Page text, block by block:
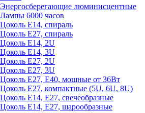
Энергосберегающие люминисцентные
Лампы 6000 часов
Цоколь Е14, спираль
Цоколь Е27, спираль
Цоколь Е14, 2U
Цоколь Е14, 3U
Цоколь Е27, 2U
Цоколь Е27, 3U
Цоколь Е27, Е40, мощные от 36Вт
Цоколь Е27, компактные (5U, 6U, 8U)
Цоколь Е14, Е27, свечеобразные
Цоколь Е14, Е27, шарообразные